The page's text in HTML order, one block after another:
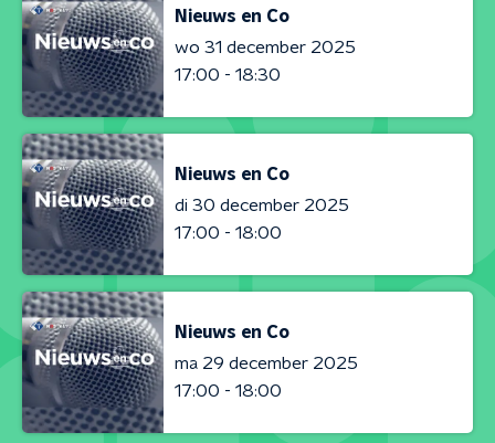
Nieuws en Co
wo 31 december 2025
17:00 - 18:30
Nieuws en Co
di 30 december 2025
17:00 - 18:00
Nieuws en Co
ma 29 december 2025
17:00 - 18:00